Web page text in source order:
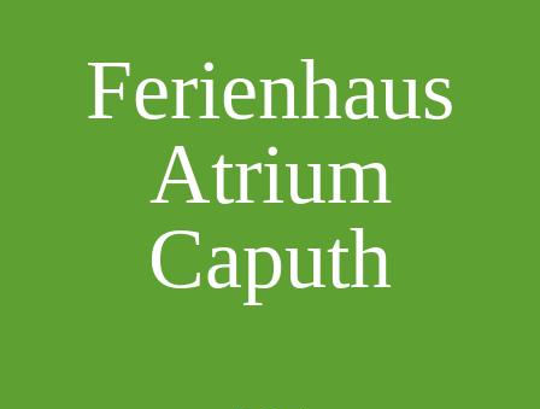
Ferienhaus
Atrium
Caputh